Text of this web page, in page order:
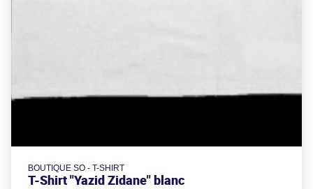
BOUTIQUE SO - T-SHIRT
T-Shirt "Yazid Zidane" blanc